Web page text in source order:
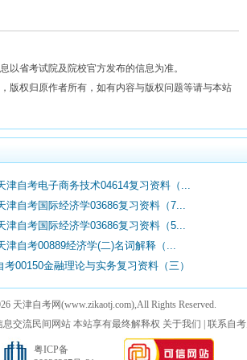
以省考试院及院校官方发布的信息为准。
版权归原作者所有，如有内容与版权问题等请与本站
津自考电子商务技术04614复习资料（...
津自考国际经济学03686复习资料（7...
津自考国际经济学03686复习资料（5...
津自考00889经济学(二)名词解释（...
考00150金融理论与实务复习资料（三）
天津自考网(www.zikaotj.com),All Rights Reserved.
交流民间网站 本站享有最终解释权 关于我们 联系自
粤ICP备